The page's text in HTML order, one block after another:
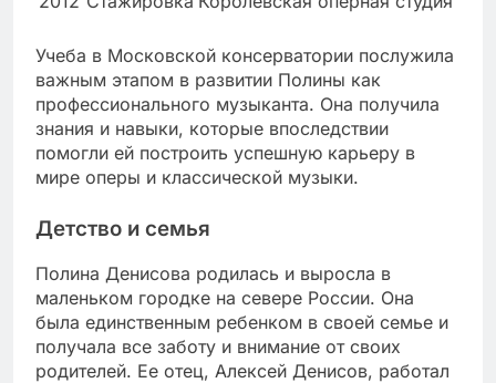
Учеба в Московской консерватории послужила
важным этапом в развитии Полины как
профессионального музыканта. Она получила
знания и навыки, которые впоследствии
помогли ей построить успешную карьеру в
мире оперы и классической музыки.
Детство и семья
Полина Денисова родилась и выросла в
маленьком городке на севере России. Она
была единственным ребенком в своей семье и
получала все заботу и внимание от своих
родителей. Ее отец, Алексей Денисов, работал